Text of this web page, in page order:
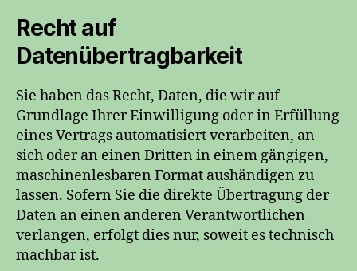
Recht auf
Datenübertragbarkeit
Sie haben das Recht, Daten, die wir auf
Grundlage Ihrer Einwilligung oder in Erfüllung
eines Vertrags automatisiert verarbeiten, an
sich oder an einen Dritten in einem gängigen,
maschinenlesbaren Format aushändigen zu
lassen. Sofern Sie die direkte Übertragung der
Daten an einen anderen Verantwortlichen
verlangen, erfolgt dies nur, soweit es technisch
machbar ist.